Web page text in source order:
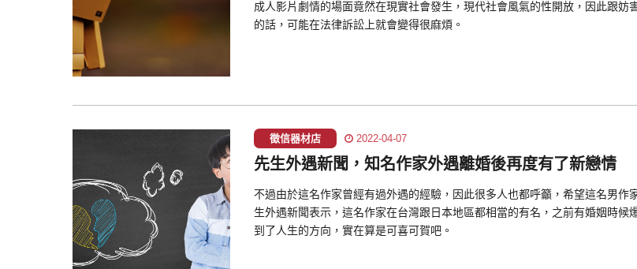
成人影片劇情的場面竟然在現實社會發生，現代社會風氣的性開放，因此跟
的話，可能在法律訴訟上就會變得很麻煩。
徵信器材店 2022-04-07
先生外遇新聞，知名作家外遇離婚後再度有了新戀情
不過由於這名作家曾經有過外遇的經驗，因此很多人也都呼籲，希望這名男
生外遇新聞表示，這名作家在台灣跟日本地區都相當的有名，之前有婚姻時
到了人生的方向，實在算是可喜可賀吧。